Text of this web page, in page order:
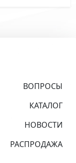
ВОПРОСЫ
КАТАЛОГ
НОВОСТИ
РАСПРОДАЖА